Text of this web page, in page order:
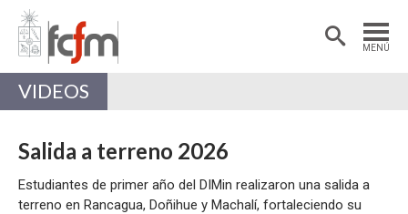
MENÚ
Estudiantes
Académicas/os
VIDEOS
Salida a terreno 2026
Estudiantes de primer año del DIMin realizaron una salida a
terreno en Rancagua, Doñihue y Machalí, fortaleciendo su